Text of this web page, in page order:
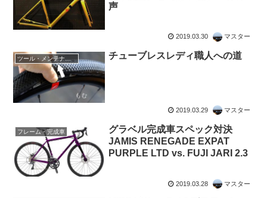
声
2019.03.30 マスター
チューブレスレディ職人への道
2019.03.29 マスター
フレーム・完成車
グラベル完成車スペック対決
JAMIS RENEGADE EXPAT
PURPLE LTD vs. FUJI JARI 2.3
2019.03.28 マスター